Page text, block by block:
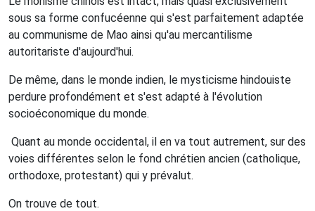
sous sa forme confucéenne qui s'est parfaitement adaptée
au communisme de Mao ainsi qu'au mercantilisme
autoritariste d'aujourd'hui.
De même, dans le monde indien, le mysticisme hindouiste
perdure profondément et s'est adapté à l'évolution
socioéconomique du monde.
Quant au monde occidental, il en va tout autrement, sur des
voies différentes selon le fond chrétien ancien (catholique,
orthodoxe, protestant) qui y prévalut.
On trouve de tout.